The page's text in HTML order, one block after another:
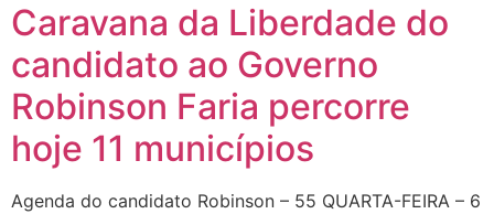
Caravana da Liberdade do
candidato ao Governo
Robinson Faria percorre
hoje 11 municípios
Agenda do candidato Robinson – 55 QUARTA-FEIRA – 6